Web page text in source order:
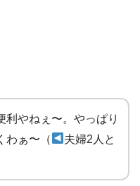
利やねぇ〜。やっぱり
わぁ〜（
夫婦2人と